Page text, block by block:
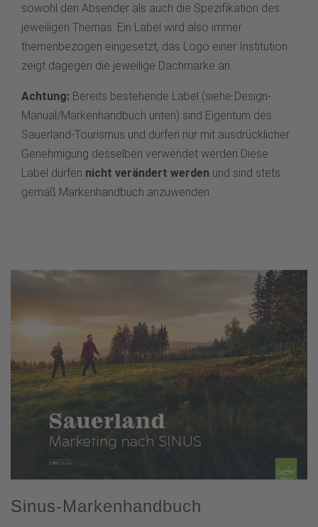
sowohl den Absender als auch die Spezifikation des
jeweiligen Themas. Ein Label wird also immer
themenbezogen eingesetzt, das Logo einer Institution
zeigt dagegen die jeweilige Dachmarke an.
Achtung: Bereits bestehende Label (siehe Design-
Manual/Markenhandbuch unten) sind Eigentum des
Sauerland-Tourismus und dürfen nur mit ausdrücklicher
Genehmigung desselben verwendet werden Diese
Label dürfen nicht verändert werden und sind stets
gemäß Markenhandbuch anzuwenden.
Sinus-Markenhandbuch